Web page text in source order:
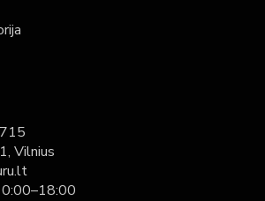
potinkinis WC rėmas su baltu
Peonia Rimless klozetas su
Vilnius